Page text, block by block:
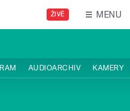
ŽIVĚ MENU
AUDIOARCHIV KAMERY